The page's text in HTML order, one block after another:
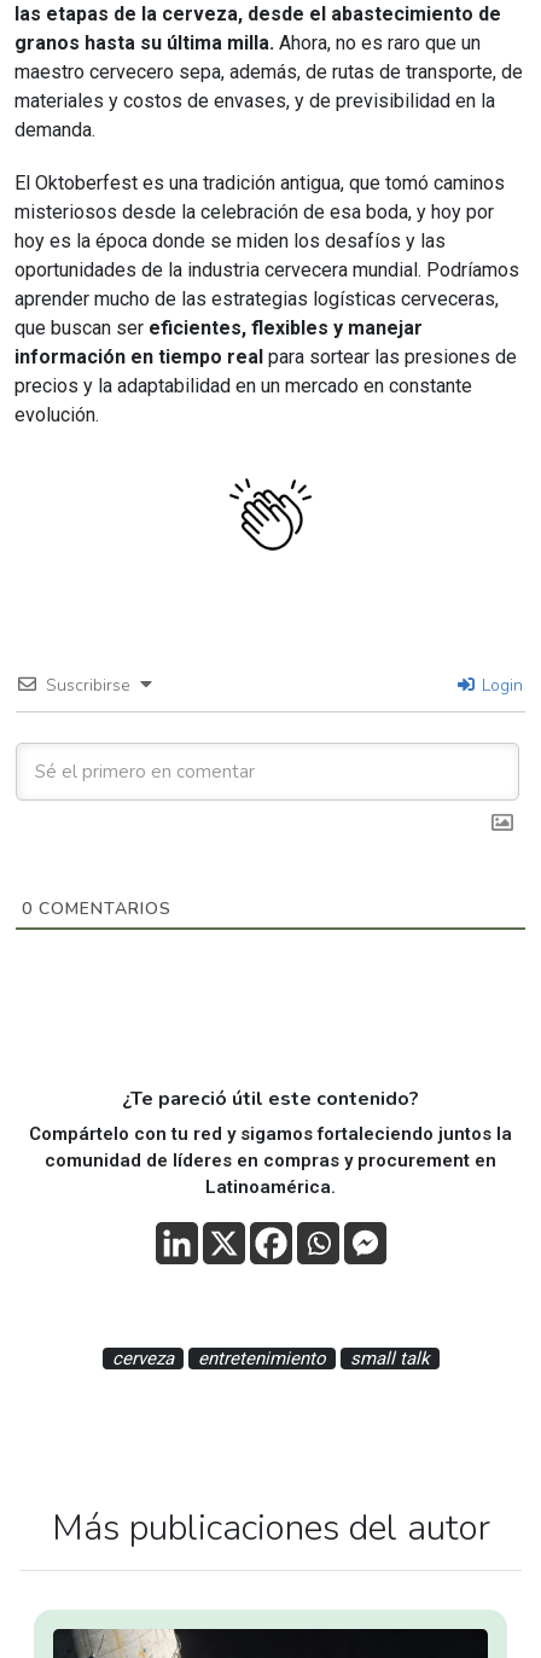
las etapas de la cerveza, desde el abastecimiento de
granos hasta su última milla. Ahora, no es raro que un
maestro cervecero sepa, además, de rutas de transporte, de
materiales y costos de envases, y de previsibilidad en la
demanda.
El Oktoberfest es una tradición antigua, que tomó caminos
misteriosos desde la celebración de esa boda, y hoy por
hoy es la época donde se miden los desafíos y las
oportunidades de la industria cervecera mundial. Podríamos
aprender mucho de las estrategias logísticas cerveceras,
que buscan ser eficientes, flexibles y manejar
información en tiempo real para sortear las presiones de
precios y la adaptabilidad en un mercado en constante
evolución.
Suscribirse Login
0 COMENTARIOS
¿Te pareció útil este contenido?
Compártelo con tu red y sigamos fortaleciendo juntos la
comunidad de líderes en compras y procurement en
Latinoamérica.
cerveza entretenimiento small talk
Más publicaciones del autor